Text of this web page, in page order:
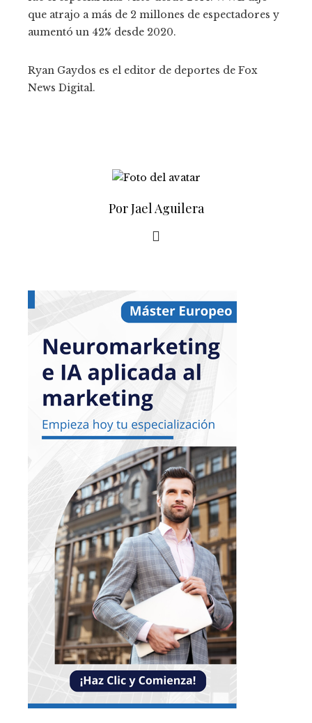
que atrajo a más de 2 millones de espectadores y
aumentó un 42% desde 2020.
Ryan Gaydos es el editor de deportes de Fox
News Digital.
Por Jael Aguilera